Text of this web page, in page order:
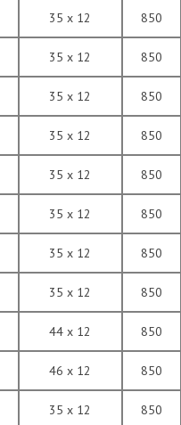
35 x 12 850
35 x 12 850
35 x 12 850
35 x 12 850
35 x 12 850
35 x 12 850
35 x 12 850
35 x 12 850
44 x 12 850
46 x 12 850
35 x 12 850